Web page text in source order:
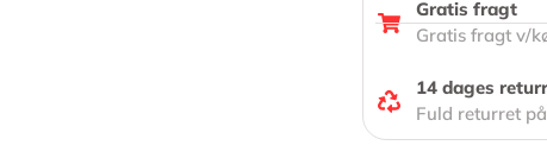
Gratis fragt
Gratis fragt v/
14 dages
Fuld returret